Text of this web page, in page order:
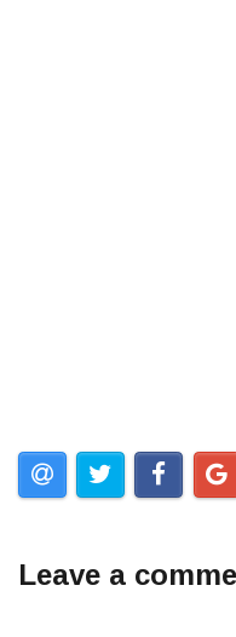
Leave a